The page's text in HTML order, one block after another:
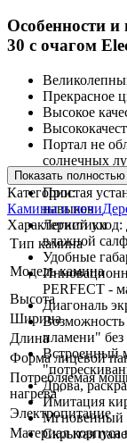
Особенности
30 с очагом
Прекрасное
Высокое
Портал не
солнечных
Портал
Простая
навыков
Легкий уход:
влажной
Удобные
PERFECT -
Диагональ
пламени" без
Встроенный
Дрова,
Имитация
Мгновенный
Скрытая
Показать полностью
Категории:
Камины и печи
Характеристики
Тип камина
Модель камина
Высота
Ширина
Длина
Форма лицевой
Потребляемая
нагрева"
Электропитание
Материал корпуса